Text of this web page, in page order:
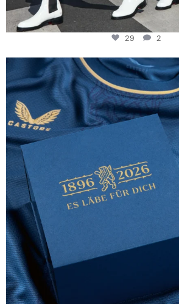
29 2
Happy Birthday FCZ
130 years filled ...
127
3